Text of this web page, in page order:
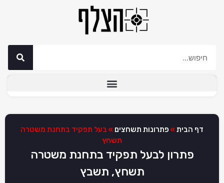
דף הבית » פתרונות תשחצים » בעל תפקיד בתחנת משטרה
תשחץ
פתרון לבעל תפקיד בתחנת משטרה
תשחץ, תשבץ